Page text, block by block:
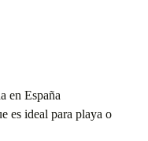
en España
es ideal para playa o